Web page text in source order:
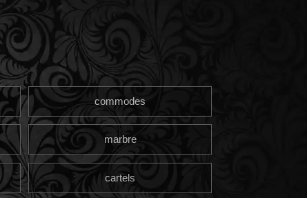
commodes
marbre
cartels